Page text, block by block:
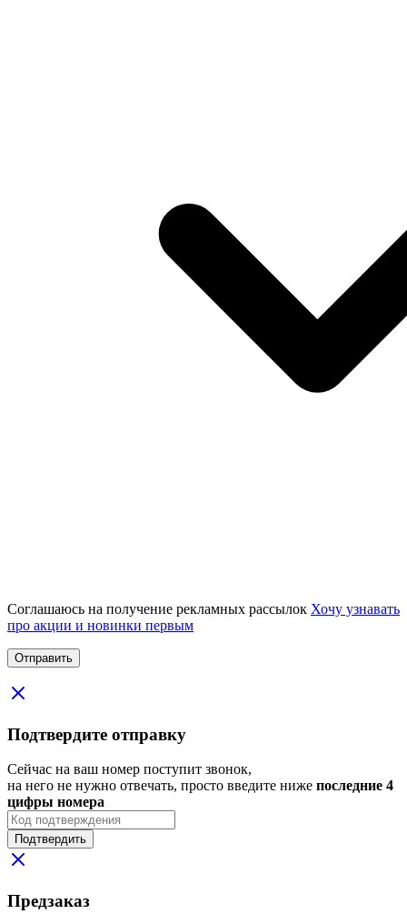
Соглашаюсь на получение рекламных рассылок Хочу узнавать
про акции и новинки первым
Подтвердите отправку
Сейчас на ваш номер поступит звонок,
на него не нужно отвечать, просто введите ниже последние 4
цифры номера
Подтвердить
Предзаказ